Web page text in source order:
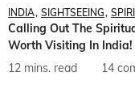
INDIA SIGHTSEEING
Calling Out The
Worth Visiting In India!
12 mins. read
14